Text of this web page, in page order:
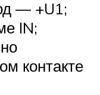
— +U1;
IN;
контакте